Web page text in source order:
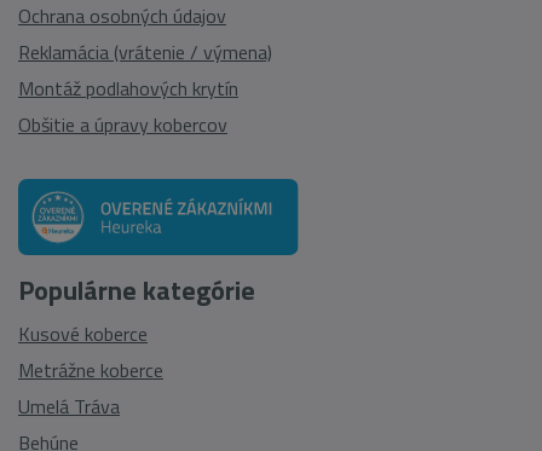
Ochrana osobných údajov
Reklamácia (vrátenie / výmena)
Montáž podlahových krytín
Obšitie a úpravy kobercov
Populárne kategórie
Kusové koberce
Metrážne koberce
Umelá Tráva
Behúne